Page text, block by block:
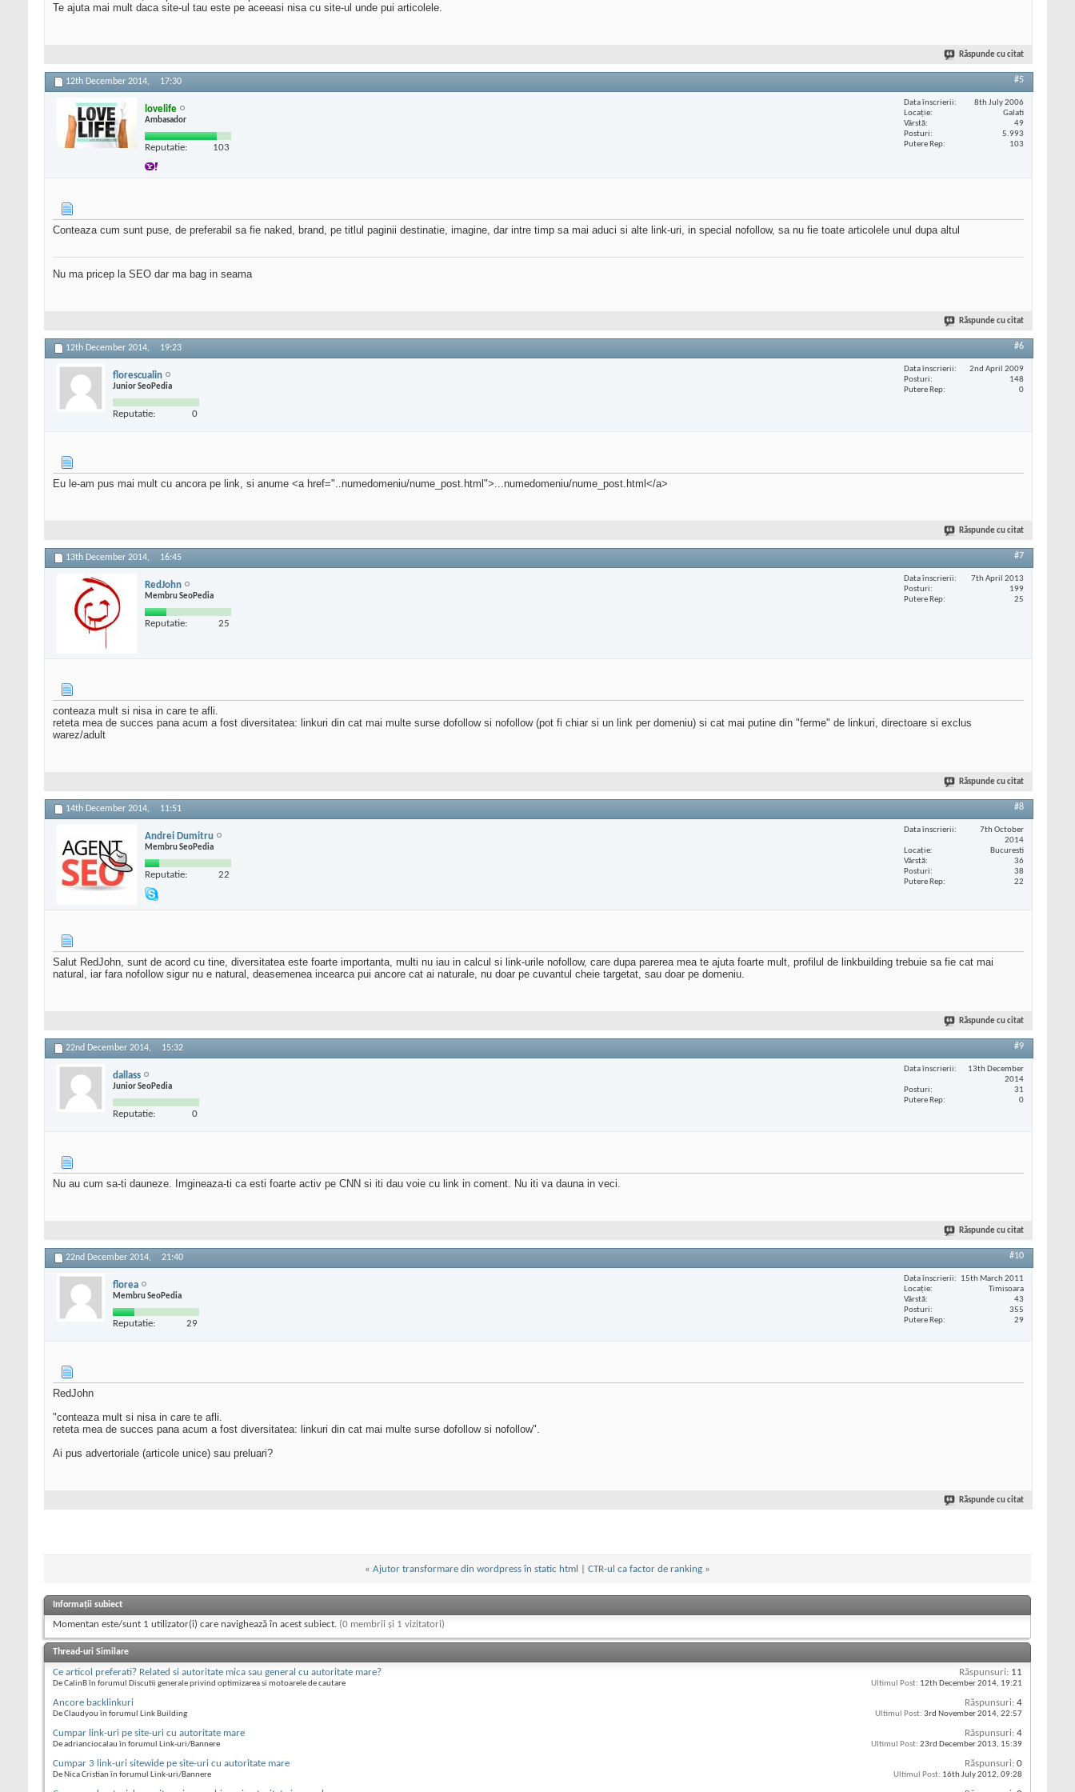
Te ajuta mai mult daca site-ul tau este pe aceeasi nisa cu site-ul unde pui articolele.
Răspunde cu citat
12th December 2014, 17:30 #5
lovelife
Ambasador
Reputatie: 103
Data înscrierii
8th July 2006
Locaţie
Galati
Vârstă
49
Posturi
5.993
Putere Rep
103
Conteaza cum sunt puse, de preferabil sa fie naked, brand, pe titlul paginii destinatie, imagine, dar intre timp sa mai aduci si alte link-uri, in special nofollow, sa nu fie toate articolele unul dupa altul
Nu ma pricep la SEO dar ma bag in seama
Răspunde cu citat
12th December 2014, 19:23 #6
florescualin
Junior SeoPedia
Reputatie: 0
Data înscrierii
2nd April 2009
Posturi
148
Putere Rep
0
Eu le-am pus mai mult cu ancora pe link, si anume <a href="..numedomeniu/nume_post.html">...numedomeniu/nume_post.html</a>
Răspunde cu citat
13th December 2014, 16:45 #7
RedJohn
Membru SeoPedia
Reputatie: 25
Data înscrierii
7th April 2013
Posturi
199
Putere Rep
25
conteaza mult si nisa in care te afli.
reteta mea de succes pana acum a fost diversitatea: linkuri din cat mai multe surse dofollow si nofollow (pot fi chiar si un link per domeniu) si cat mai putine din "ferme" de linkuri, directoare si exclus
warez/adult
Răspunde cu citat
14th December 2014, 11:51 #8
Andrei Dumitru
Membru SeoPedia
Reputatie: 22
Data înscrierii
7th October
2014
Locaţie
Bucuresti
Vârstă
36
Posturi
38
Putere Rep
22
Salut RedJohn, sunt de acord cu tine, diversitatea este foarte importanta, multi nu iau in calcul si link-urile nofollow, care dupa parerea mea te ajuta foarte mult, profilul de linkbuilding trebuie sa fie cat mai
natural, iar fara nofollow sigur nu e natural, deasemenea incearca pui ancore cat ai naturale, nu doar pe cuvantul cheie targetat, sau doar pe domeniu.
Răspunde cu citat
22nd December 2014, 15:32 #9
dallass
Junior SeoPedia
Reputatie: 0
Data înscrierii
13th December
2014
Posturi
31
Putere Rep
0
Nu au cum sa-ti dauneze. Imgineaza-ti ca esti foarte activ pe CNN si iti dau voie cu link in coment. Nu iti va dauna in veci.
Răspunde cu citat
22nd December 2014, 21:40 #10
florea
Membru SeoPedia
Reputatie: 29
Data înscrierii
15th March 2011
Locaţie
Timisoara
Vârstă
43
Posturi
355
Putere Rep
29
RedJohn
"conteaza mult si nisa in care te afli.
reteta mea de succes pana acum a fost diversitatea: linkuri din cat mai multe surse dofollow si nofollow".
Ai pus advertoriale (articole unice) sau preluari?
Răspunde cu citat
« Ajutor transformare din wordpress în static html CTR-ul ca factor de ranking »
Informații subiect
Momentan este/sunt 1 utilizator(i) care navighează în acest subiect. (0 membrii și 1 vizitatori)
Thread-uri Similare
Ce articol preferati? Related si autoritate mica sau general cu autoritate mare?
De CalinB în forumul Discutii generale privind optimizarea si motoarele de cautare
Răspunsuri: 11
Ultimul Post: 12th December 2014, 19:21
Ancore backlinkuri
De Claudyou în forumul Link Building
Răspunsuri: 4
Ultimul Post: 3rd November 2014, 22:57
Cumpar link-uri pe site-uri cu autoritate mare
De adrianciocalau în forumul Link-uri/Bannere
Răspunsuri: 4
Ultimul Post: 23rd December 2013, 15:39
Cumpar 3 link-uri sitewide pe site-uri cu autoritate mare
De Nica Cristian în forumul Link-uri/Bannere
Răspunsuri: 0
Ultimul Post: 16th July 2012, 09:28